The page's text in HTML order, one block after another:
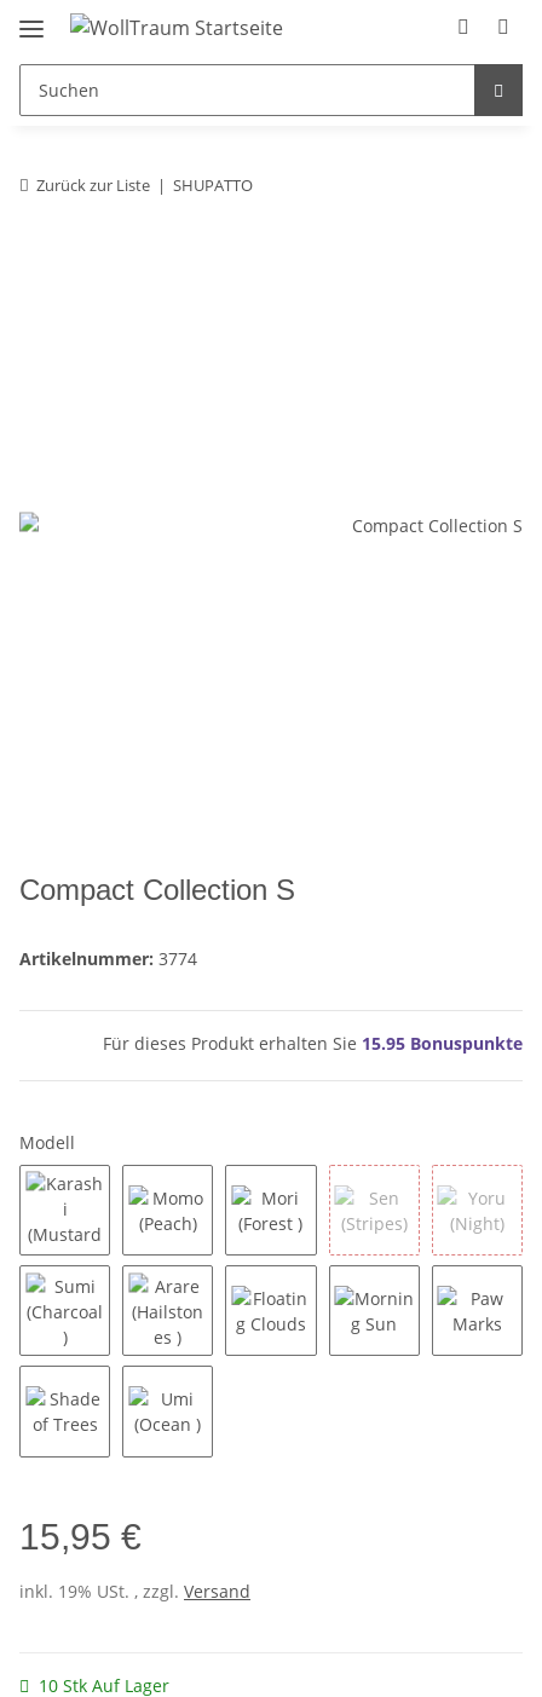
Zurück zur Liste SHUPATTO
Compact Collection S
Artikelnummer: 3774
Für dieses Produkt erhalten Sie 15.95 Bonuspunkte
Modell
Karashi (Mustard )Momo (Peach)Mori (Forest )Sen (Stripes)Yoru
Sumi (Charcoal)Arare (Hailstones )
15,95 €
inkl. 19% USt. , zzgl. Versand
10 Stk Auf Lager